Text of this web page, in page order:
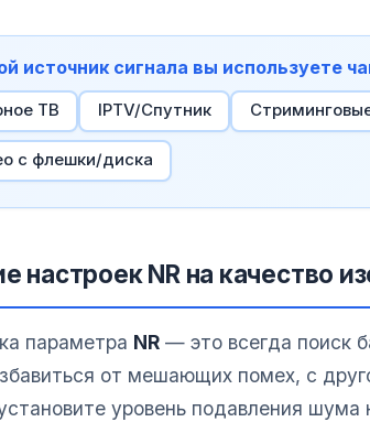
источник сигнала вы используете
ТВ IPTV/Спутник
с флешки/диска
настроек NR на качество
параметра NR — это всегда поиск
от мешающих помех, с
уровень подавления